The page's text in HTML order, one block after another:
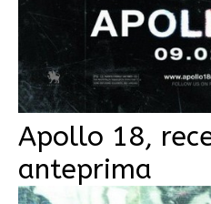
Apollo 18,
anteprima